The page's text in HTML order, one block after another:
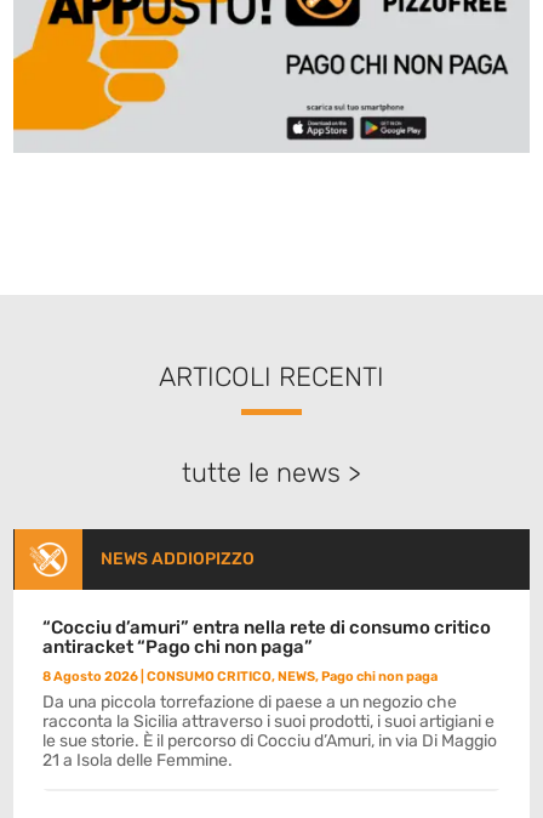
ARTICOLI RECENTI
tutte le news >
NEWS ADDIOPIZZO
“Cocciu d’amuri” entra nella rete di consumo critico
antiracket “Pago chi non paga”
8 Agosto 2026 |CONSUMO CRITICO,NEWS,Pago chi non paga
Da una piccola torrefazione di paese a un negozio che
racconta la Sicilia attraverso i suoi prodotti, i suoi artigiani e
le sue storie. È il percorso di Cocciu d’Amuri, in via Di Maggio
21 a Isola delle Femmine.